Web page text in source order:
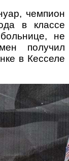
чемпион
в классе
не
получил
в Кесселе